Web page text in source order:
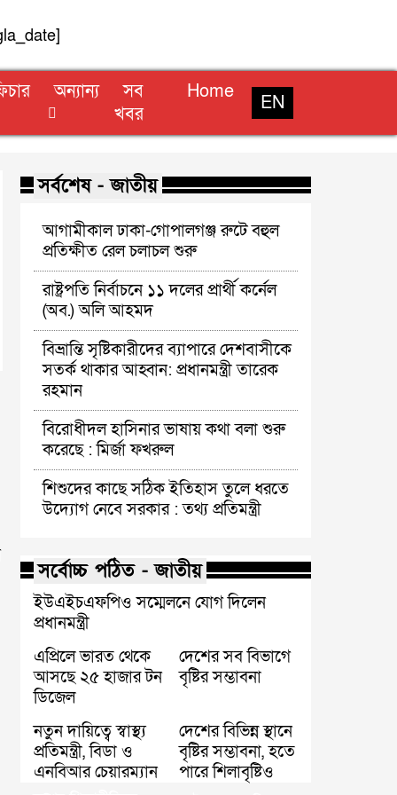
অন্যান্য
সব
খবর
Home EN
সর্বশেষ - জাতীয়
আগামীকাল ঢাকা-গোপালগঞ্জ রুটে বহুল
প্রতিক্ষীত রেল চলাচল শুরু
রাষ্ট্রপতি নির্বাচনে ১১ দলের প্রার্থী কর্নেল
(অব.) অলি আহমদ
বিভ্রান্তি সৃষ্টিকারীদের ব্যাপারে দেশবাসীকে
সতর্ক থাকার আহ্বান: প্রধানমন্ত্রী তারেক
রহমান
বিরোধীদল হাসিনার ভাষায় কথা বলা শুরু
করেছে : মির্জা ফখরুল
শিশুদের কাছে সঠিক ইতিহাস তুলে ধরতে
উদ্যোগ নেবে সরকার : তথ্য প্রতিমন্ত্রী
সর্বোচ্চ পঠিত - জাতীয়
ইউএইচএফপিও সম্মেলনে যোগ দিলেন
প্রধানমন্ত্রী
এপ্রিলে ভারত থেকে
আসছে ২৫ হাজার টন
ডিজেল
দেশের সব বিভাগে
বৃষ্টির সম্ভাবনা
নতুন দায়িত্বে স্বাস্থ্য
প্রতিমন্ত্রী, বিডা ও
এনবিআর চেয়ারম্যান
দেশের বিভিন্ন স্থানে
বৃষ্টির সম্ভাবনা, হতে
পারে শিলাবৃষ্টিও